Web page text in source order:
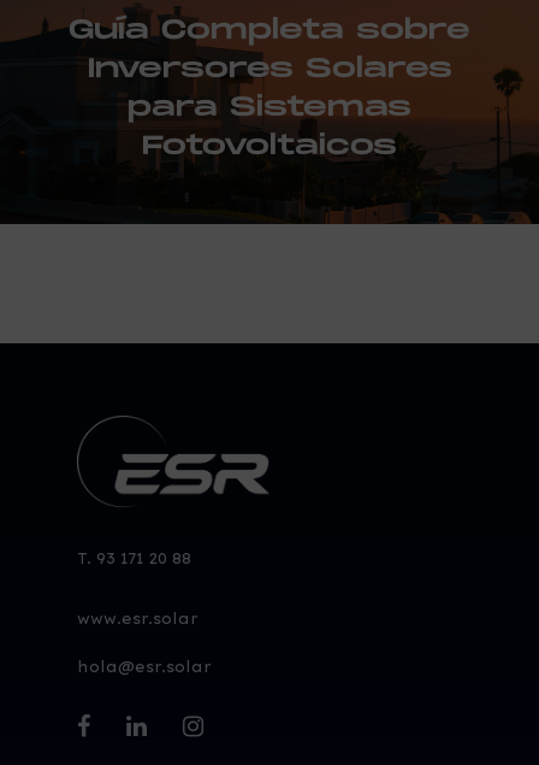
Guía Completa sobre
Inversores Solares
para Sistemas
Fotovoltaicos
T. 93 171 20 88
www.esr.solar
hola@esr.solar
facebooklinkedininstagram